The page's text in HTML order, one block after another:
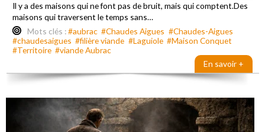
Il y a des maisons qui ne font pas de bruit, mais qui comptent.Des
maisons qui traversent le temps sans…
Mots clés :#aubrac #Chaudes Aigues #Chaudes-Aigues
#chaudesaigues #filière viande #Laguiole #Maison Conquet
#Territoire #viande Aubrac
En savoir +